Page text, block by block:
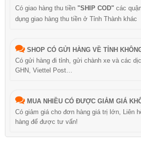
Có giao hàng thu tiền "SHIP COD" các
dụng giao hàng thu tiền ở Tỉnh Thành khác
SHOP CÓ GỬI HÀNG VỀ TỈNH
Có gửi hàng đi tỉnh, gửi chành xe và các
GHN, Viettel Post…
MUA NHIỀU CÓ ĐƯỢC GIẢM GIÁ
Có giảm giá cho đơn hàng giá trị lớn, Liên
hàng để được tư vấn!